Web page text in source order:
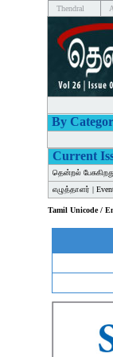
Thendral
By
Current
தென்றல்
எழுத்தாளர் |
Tamil Unicode /